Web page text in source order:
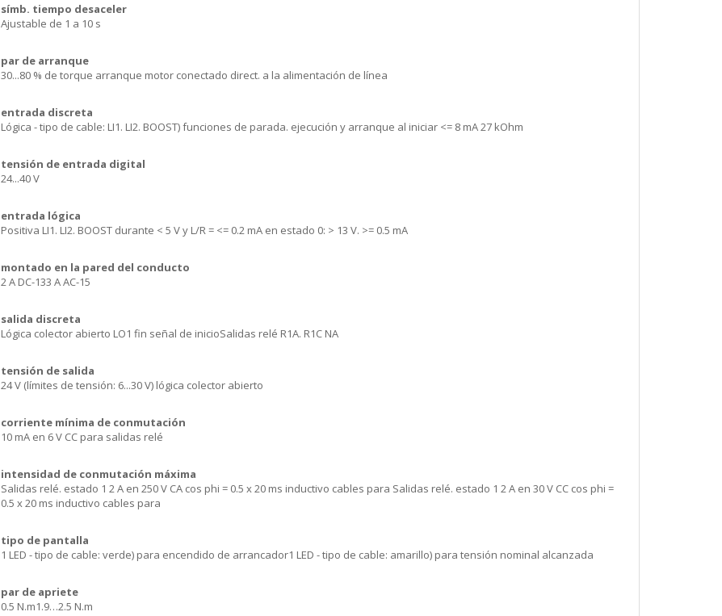
símb. tiempo desaceler
Ajustable de 1 a 10 s
par de arranque
30...80 % de torque arranque motor conectado direct. a la alimentación de línea
entrada discreta
Lógica - tipo de cable: LI1. LI2. BOOST) funciones de parada. ejecución y arranque al iniciar <= 8 mA 27 kOhm
tensión de entrada digital
24...40 V
entrada lógica
Positiva LI1. LI2. BOOST durante < 5 V y L/R = <= 0.2 mA en estado 0: > 13 V. >= 0.5 mA
montado en la pared del conducto
2 A DC-133 A AC-15
salida discreta
Lógica colector abierto LO1 fin señal de inicioSalidas relé R1A. R1C NA
tensión de salida
24 V (límites de tensión: 6...30 V) lógica colector abierto
corriente mínima de conmutación
10 mA en 6 V CC para salidas relé
intensidad de conmutación máxima
Salidas relé. estado 1 2 A en 250 V CA cos phi = 0.5 x 20 ms inductivo cables para Salidas relé. estado 1 2 A en 30 V CC cos phi =
0.5 x 20 ms inductivo cables para
tipo de pantalla
1 LED - tipo de cable: verde) para encendido de arrancador1 LED - tipo de cable: amarillo) para tensión nominal alcanzada
par de apriete
0.5 N.m1.9…2.5 N.m